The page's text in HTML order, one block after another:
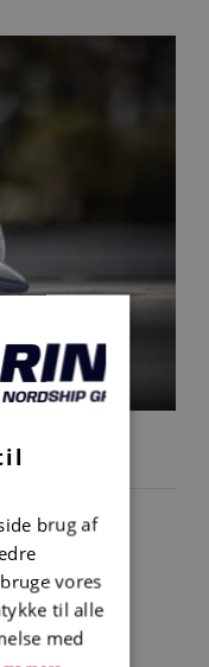
(TOMMER)
BLADE
brug af
vores
til alle
med